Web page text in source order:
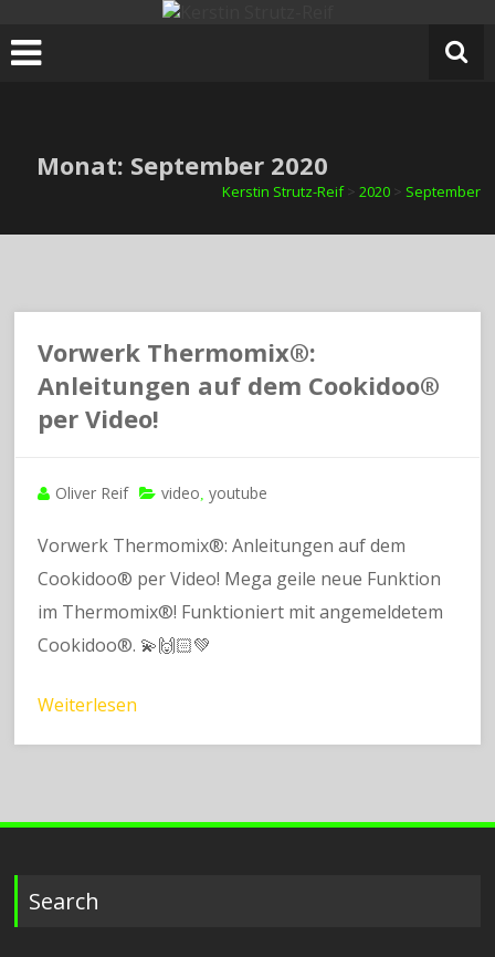
Inhalt
springen
Monat: September 2020
Kerstin Strutz-Reif> 2020> September
Vorwerk Thermomix®:
Anleitungen auf dem Cookidoo®
per Video!
Oliver Reif video ,youtube
Vorwerk Thermomix®: Anleitungen auf dem
Cookidoo® per Video! Mega geile neue Funktion
im Thermomix®! Funktioniert mit angemeldetem
Cookidoo®. 💫🙌🏻💚
Weiterlesen
Search